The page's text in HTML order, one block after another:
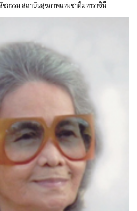
สัชกรรม สถาบันสุขภาพแห่งชาติมหาราชินี